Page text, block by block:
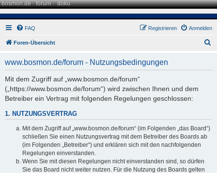
bosmon.de·forum·doku
FAQ Anmelden
Registrieren
Foren-Übersicht
www.bosmon.de/forum - Nutzungsbedingungen
Mit dem Zugriff auf „www.bosmon.de/forum“
(„https://www.bosmon.de/forum“) wird zwischen Ihnen und dem
Betreiber ein Vertrag mit folgenden Regelungen geschlossen:
1. NUTZUNGSVERTRAG
Mit dem Zugriff auf „www.bosmon.de/forum“ (im Folgenden „das Board“)
schließen Sie einen Nutzungsvertrag mit dem Betreiber des Boards ab
(im Folgenden „Betreiber“) und erklären sich mit den nachfolgenden
Regelungen einverstanden.
Wenn Sie mit diesen Regelungen nicht einverstanden sind, so dürfen
Sie das Board nicht weiter nutzen. Für die Nutzung des Boards gelten